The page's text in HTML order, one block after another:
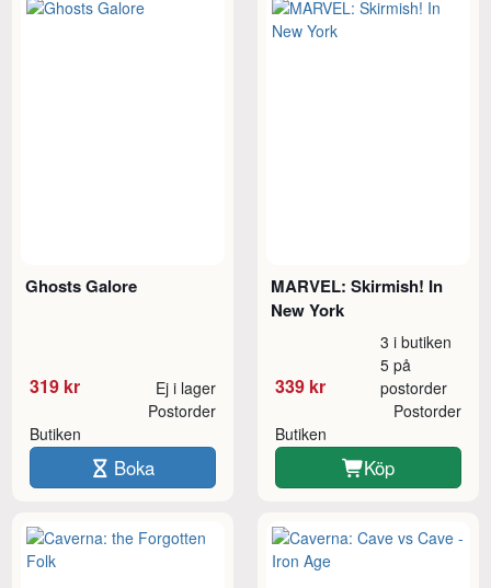
Ghosts Galore
319 kr Ej i lager
Butiken
Postorder
Boka
MARVEL: Skirmish! In
New York
339 kr
3 i butiken
5 på
postorder
Butiken
Postorder
Köp